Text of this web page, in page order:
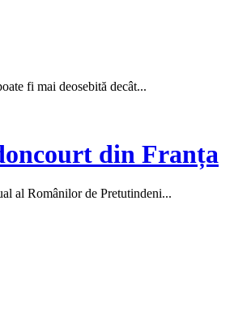
fi mai deosebită decât...
din Franța
al Românilor de Pretutindeni...